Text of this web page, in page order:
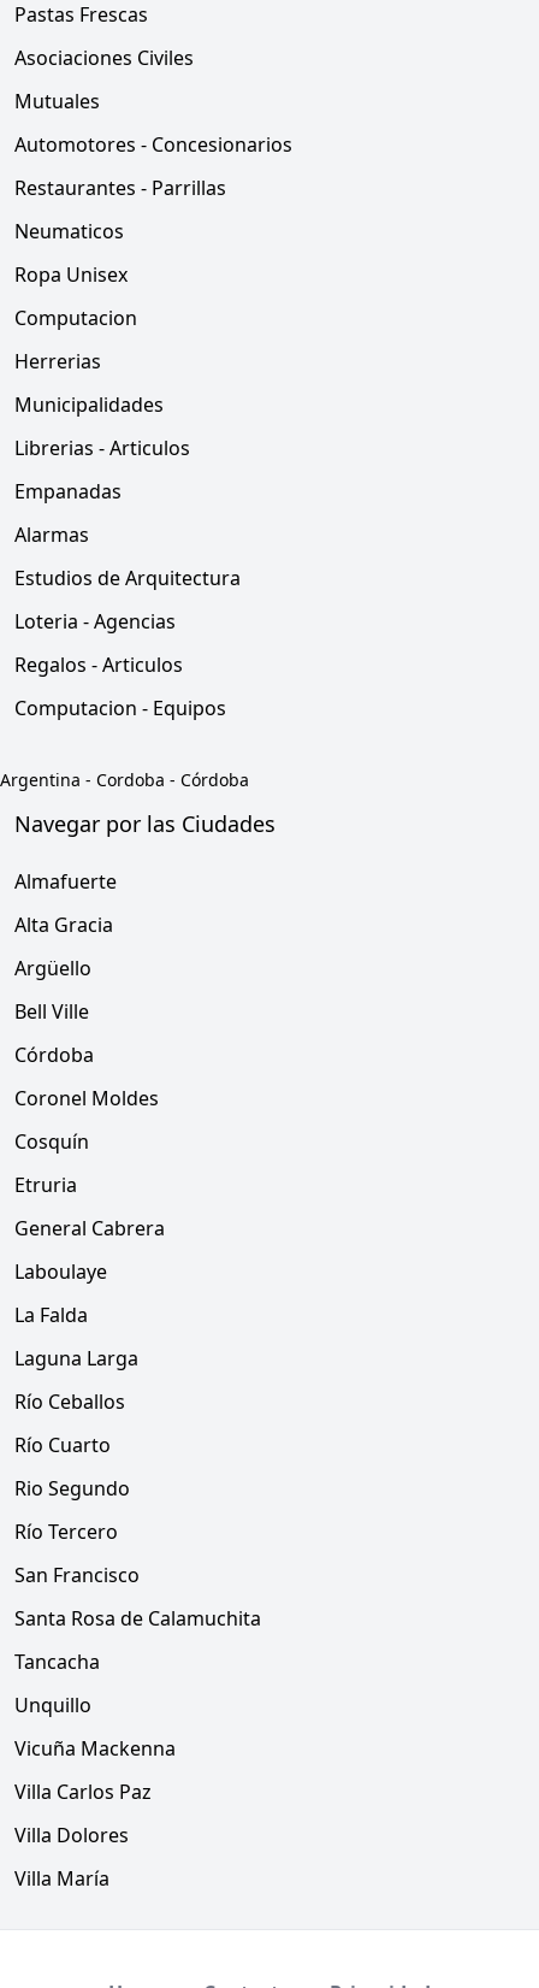
Pastas Frescas
Asociaciones Civiles
Mutuales
Automotores - Concesionarios
Restaurantes - Parrillas
Neumaticos
Ropa Unisex
Computacion
Herrerias
Municipalidades
Librerias - Articulos
Empanadas
Alarmas
Estudios de Arquitectura
Loteria - Agencias
Regalos - Articulos
Computacion - Equipos
Argentina - Cordoba - Córdoba
Navegar por las Ciudades
Almafuerte
Alta Gracia
Argüello
Bell Ville
Córdoba
Coronel Moldes
Cosquín
Etruria
General Cabrera
Laboulaye
La Falda
Laguna Larga
Río Ceballos
Río Cuarto
Rio Segundo
Río Tercero
San Francisco
Santa Rosa de Calamuchita
Tancacha
Unquillo
Vicuña Mackenna
Villa Carlos Paz
Villa Dolores
Villa María